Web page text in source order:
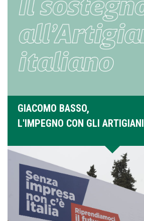
GIACOMO BASSO,
L'IMPEGNO CON GLI ARTIGIANI